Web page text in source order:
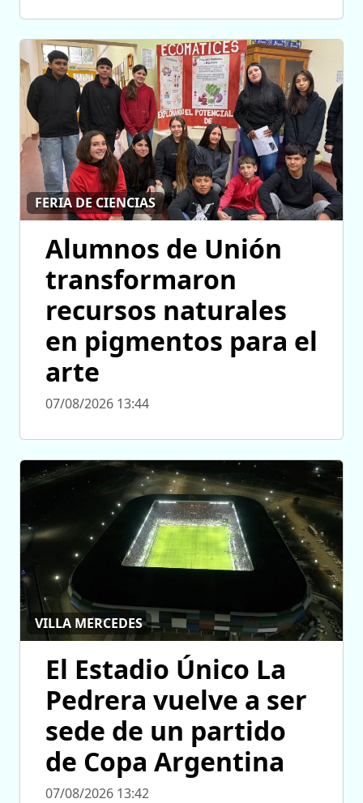
FERIA DE CIENCIAS
Alumnos de Unión
transformaron
recursos naturales
en pigmentos para el
arte
07/08/2026 13:44
VILLA MERCEDES
El Estadio Único La
Pedrera vuelve a ser
sede de un partido
de Copa Argentina
07/08/2026 13:42